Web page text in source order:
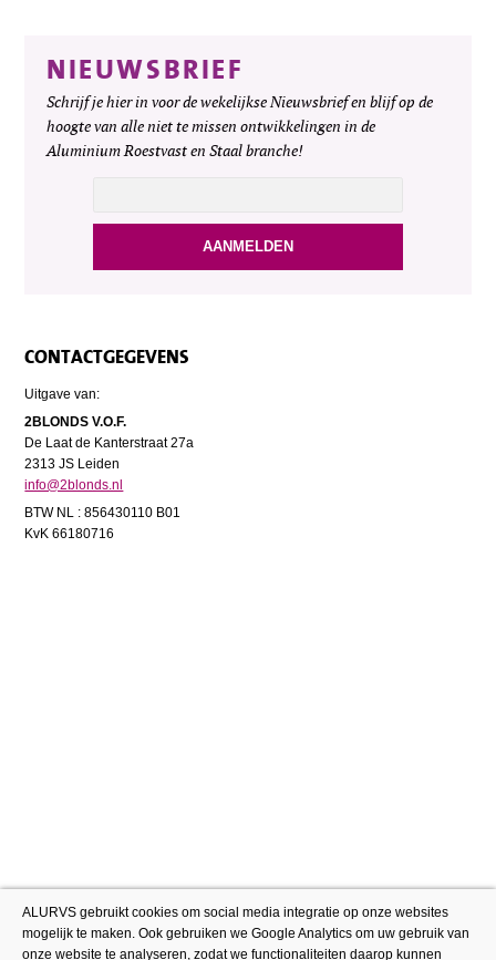
NIEUWSBRIEF
Schrijf je hier in voor de wekelijkse Nieuwsbrief en blijf op de
hoogte van alle niet te missen ontwikkelingen in de
Aluminium Roestvast en Staal branche!
CONTACTGEGEVENS
Uitgave van:
2BLONDS V.O.F.
De Laat de Kanterstraat 27a
2313 JS Leiden
info@2blonds.nl
BTW NL : 856430110 B01
KvK 66180716
ALURVS gebruikt cookies om social media integratie op onze websites
mogelijk te maken. Ook gebruiken we Google Analytics om uw gebruik van
onze website te analyseren, zodat we functionaliteiten daarop kunnen